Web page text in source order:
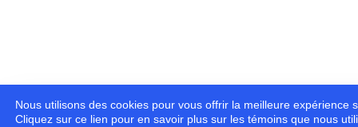
Nous utilisons des cookies pour vous offrir la meilleure expérience
Cliquez sur ce lien pour en savoir plus sur les témoins que nous